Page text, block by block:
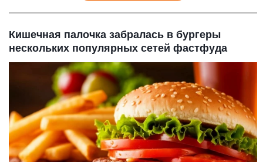
Алексей Охорзин.
Фото предоставлено пресс-службой ВТБ.
6 августа 2026 в 15:47
По оценкам ВТБ, за семь месяцев 2026 года
продажи ипотеки в России достигли 2,6* трлн
рублей — на 38% больше, чем годом ранее.
Читать полностью